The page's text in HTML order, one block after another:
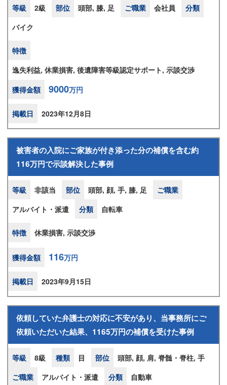
等級 2級 部位 頭部, 膝, 足 ご職業 会社員
分類
バイク
特徴
逸失利益, 休業損害, 後遺障害等級認定サポート, 示談交渉
獲得金額
9000万円
掲載日 2023年12月8日
被害者の入院にご家族が付き添った分の補償を含む約
116万円で示談解決した事例
等級 非該当 部位 頭部, 顔, 手, 膝, 足
ご職業
アルバイト・派遣
分類 自転車
特徴 休業損害, 示談交渉
獲得金額 116万円
掲載日 2023年9月15日
依頼していた弁護士の対応に不安があり、当事務所にご
依頼いただいた結果、1165万円の補償を受けた事例
等級 8級 種類 目 部位
頭部, 顔, 肩, 脊髄・脊柱, 手
ご職業
アルバイト・派遣 分類 自動車